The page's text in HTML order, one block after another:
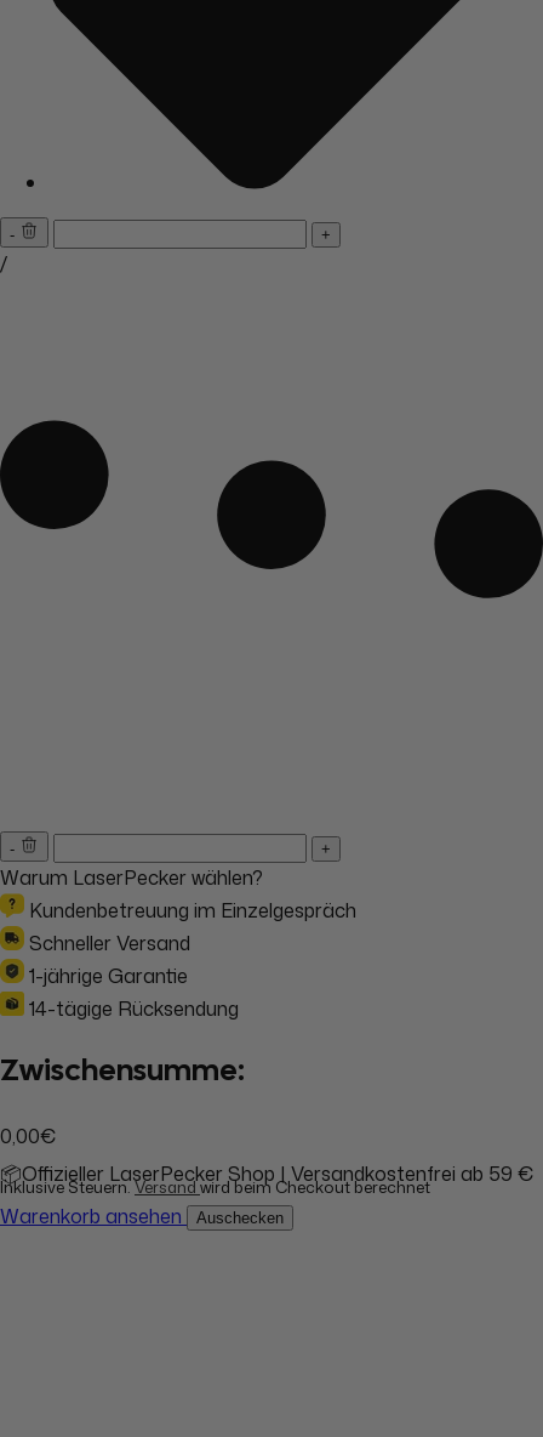
- +
/
- +
Warum LaserPecker wählen?
Kundenbetreuung im Einzelgespräch
Schneller Versand
1-jährige Garantie
14-tägige Rücksendung
Zwischensumme:
0,00€
Inklusive Steuern.Versandwird beim Checkout berechnet
Warenkorb ansehen Auschecken
📦Offizieller LaserPecker Shop | Versandkostenfrei ab 59 €